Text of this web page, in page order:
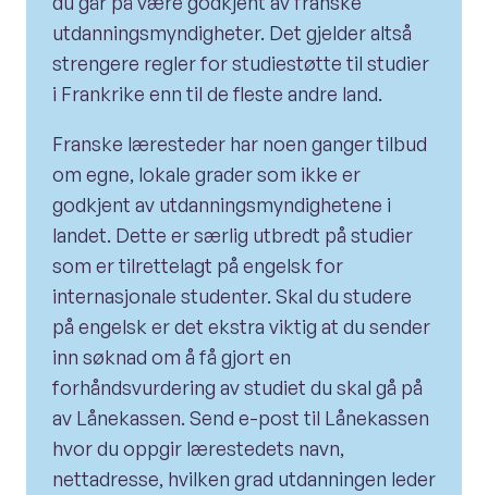
utdanningsmyndigheter. Det gjelder altså
strengere regler for studiestøtte til studier
i Frankrike enn til de fleste andre land.
Franske læresteder har noen ganger tilbud
om egne, lokale grader som ikke er
godkjent av utdanningsmyndighetene i
landet. Dette er særlig utbredt på studier
som er tilrettelagt på engelsk for
internasjonale studenter. Skal du studere
på engelsk er det ekstra viktig at du sender
inn søknad om å få gjort en
forhåndsvurdering av studiet du skal gå på
av Lånekassen. Send e-post til Lånekassen
hvor du oppgir lærestedets navn,
nettadresse, hvilken grad utdanningen leder